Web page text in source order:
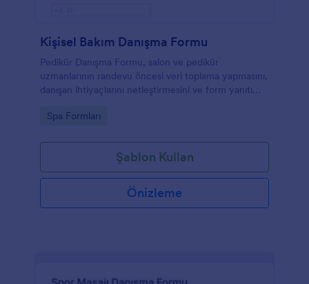
Kişisel Bakım Danışma Formu
Pedikür Danışma Formu, salon ve pedikür
uzmanlarının randevu öncesi veri toplama yapmasını,
danışan ihtiyaçlarını netleştirmesini ve form yanıtı
Go to Category:
Spa Formları
Şablon Kullan
Önizleme